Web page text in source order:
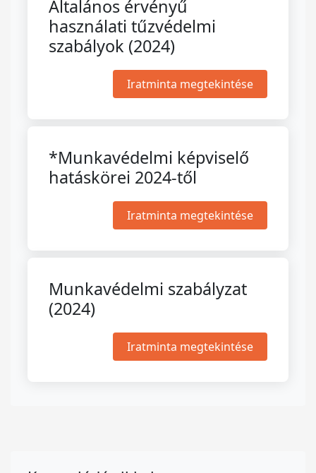
Általános érvényű
használati tűzvédelmi
szabályok (2024)
Iratminta megtekintése
*Munkavédelmi képviselő
hatáskörei 2024-től
Iratminta megtekintése
Munkavédelmi szabályzat
(2024)
Iratminta megtekintése